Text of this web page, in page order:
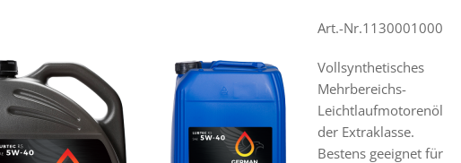
Art.-Nr.1130001000
Vollsynthetisches
Mehrbereichs-
Leichtlaufmotorenöl
der Extraklasse.
Bestens geeignet für